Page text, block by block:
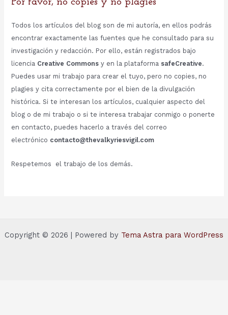
Todos los artículos del blog son de mi autoría, en ellos podrás
encontrar exactamente las fuentes que he consultado para su
investigación y redacción. Por ello, están registrados bajo
licencia Creative Commonsy en la plataforma safeCreative.
Puedes usar mi trabajo para crear el tuyo, pero no copies, no
plagies y cita correctamente por el bien de la divulgación
histórica. Si te interesan los artículos, cualquier aspecto del
blog o de mi trabajo o si te interesa trabajar conmigo o ponerte
en contacto, puedes hacerlo a través del correo
electrónico contacto@thevalkyriesvigil.com
Respetemos el trabajo de los demás.
Copyright © 2026 | Powered by Tema Astra para WordPress